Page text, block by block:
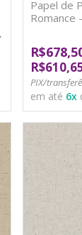
Papel de
Romance
PIX/
em até 6x